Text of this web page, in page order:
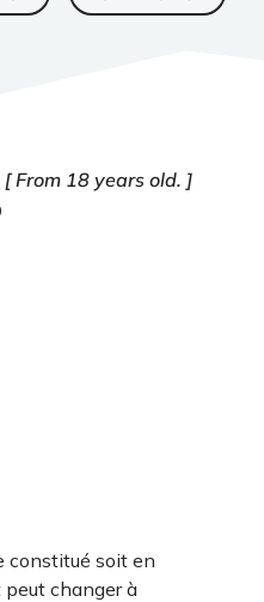
From 18 years old.
constitué soit en
changer à